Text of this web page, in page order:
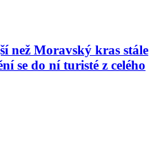
než Moravský kras stále
se do ní turisté z celého